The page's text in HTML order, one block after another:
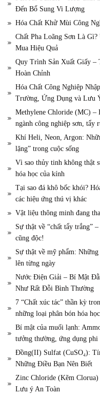
Đến Bổ Sung Vi Lượng
Hóa Chất Khử Mùi Công
Chất Pha Loãng Sơn Là
Mua Hiệu Quả
Quy Trình Sản Xuất Giấy
Hoàn Chỉnh
Hóa Chất Công Nghiệp
Trường, Ứng Dụng và Lưu
Methylene Chloride (MC) –
ngành công nghiệp sơn, tẩy
Khí Heli, Neon, Argon:
lặng” trong cuộc sống
Vì sao thủy tinh không thật
hóa học của kính
Tại sao đá khô bốc khói?
các hiệu ứng thú vị khác
Vật liệu thông minh đang
Sự thật về “chất tẩy trắng”
cũng độc!
Sự thật về mỹ phẩm: Những
lên từng ngày
Nước Điện Giải – Bí Mật
Như Rất Đỗi Bình Thường
7 “Chất xúc tác” thần kỳ
những loại phân bón hóa
Bí mật của muối lạnh:
tưởng thường, ứng dụng phi
Đồng(II) Sulfat (CuSO₄):
Những Điều Bạn Nên Biết
Zinc Chloride (Kẽm
Lưu ý An Toàn